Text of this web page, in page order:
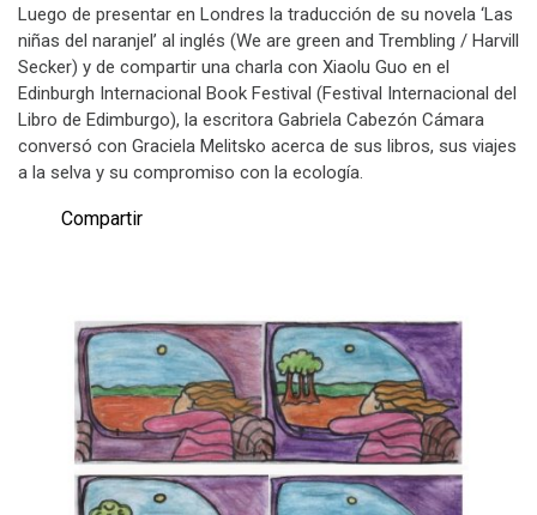
Luego de presentar en Londres la traducción de su novela ‘Las
niñas del naranjel’ al inglés (We are green and Trembling / Harvill
Secker) y de compartir una charla con Xiaolu Guo en el
Edinburgh Internacional Book Festival (Festival Internacional del
Libro de Edimburgo), la escritora Gabriela Cabezón Cámara
conversó con Graciela Melitsko acerca de sus libros, sus viajes
a la selva y su compromiso con la ecología.
Compartir